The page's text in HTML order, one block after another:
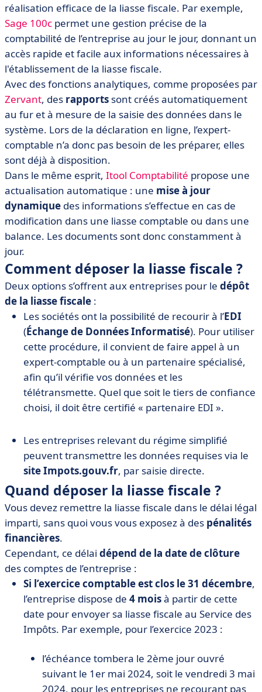
réalisation efficace de la liasse fiscale. Par exemple,
Sage 100c permet une gestion précise de la
comptabilité de l’entreprise au jour le jour, donnant un
accès rapide et facile aux informations nécessaires à
l'établissement de la liasse fiscale.
Avec des fonctions analytiques, comme proposées par
Zervant, des rapports sont créés automatiquement
au fur et à mesure de la saisie des données dans le
système. Lors de la déclaration en ligne, l’expert-
comptable n’a donc pas besoin de les préparer, elles
sont déjà à disposition.
Dans le même esprit, Itool Comptabilité propose une
actualisation automatique : une mise à jour
dynamique des informations s’effectue en cas de
modification dans une liasse comptable ou dans une
balance. Les documents sont donc constamment à
jour.
Comment déposer la liasse fiscale ?
Deux options s’offrent aux entreprises pour le dépôt
de la liasse fiscale :
Les sociétés ont la possibilité de recourir à l’EDI
(Échange de Données Informatisé). Pour utiliser
cette procédure, il convient de faire appel à un
expert-comptable ou à un partenaire spécialisé,
afin qu’il vérifie vos données et les
télétransmette. Quel que soit le tiers de confiance
choisi, il doit être certifié « partenaire EDI ».
Les entreprises relevant du régime simplifié
peuvent transmettre les données requises via le
site Impots.gouv.fr, par saisie directe.
Quand déposer la liasse fiscale ?
Vous devez remettre la liasse fiscale dans le délai légal
imparti, sans quoi vous vous exposez à des pénalités
financières.
Cependant, ce délai dépend de la date de clôture
des comptes de l’entreprise :
Si l’exercice comptable est clos le 31 décembre,
l’entreprise dispose de 4 moisà partir de cette
date pour envoyer sa liasse fiscale au Service des
Impôts. Par exemple, pour l’exercice 2023 :
l’échéance tombera le 2ème jour ouvré
suivant le 1er mai 2024, soit le vendredi 3 mai
2024, pour les entreprises ne recourant pas